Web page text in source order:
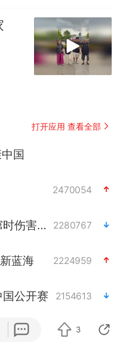
打开应用 查看全部
国
2470054
河南刑案嫌犯被抓 逃窜时伤害多人 2280767
蓝海 2224959
国公开赛 2154613
服务费 2102997
3